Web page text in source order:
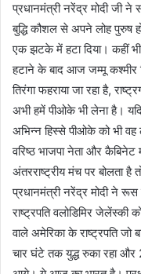
प्रधानमंत्री नरेंद्र मोदी जी
बुद्धि कौशल से अपने लोह पुरुष
एक झटके में हटा दिया। कहीं
हटाने के बाद आज जम्मू कश्मीर
तिरंगा फहराया जा रहा है,
अभी हमें पीओके भी लेना है।
अभिन्न हिस्से पीओके को भी वह
वरिष्ठ भाजपा नेता और
अंतरराष्ट्रीय मंच पर बोलता है
प्रधानमंत्री नरेंद्र मोदी ने
राष्ट्रपति वलोडिमिर
वाले अमेरिका के राष्ट्रपति
चार घंटे तक युद्ध रुका रहा